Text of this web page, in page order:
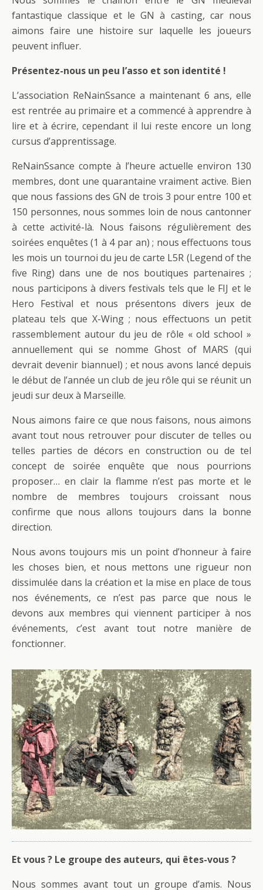
fantastique classique et le GN à casting, car nous
aimons faire une histoire sur laquelle les joueurs
peuvent influer.
Présentez-nous un peu l’asso et son identité !
L’association ReNainSsance a maintenant 6 ans, elle
est rentrée au primaire et a commencé à apprendre à
lire et à écrire, cependant il lui reste encore un long
cursus d’apprentissage.
ReNainSsance compte à l’heure actuelle environ 130
membres, dont une quarantaine vraiment active. Bien
que nous fassions des GN de trois 3 pour entre 100 et
150 personnes, nous sommes loin de nous cantonner
à cette activité-là. Nous faisons régulièrement des
soirées enquêtes (1 à 4 par an) ; nous effectuons tous
les mois un tournoi du jeu de carte L5R (Legend of the
five Ring) dans une de nos boutiques partenaires ;
nous participons à divers festivals tels que le FIJ et le
Hero Festival et nous présentons divers jeux de
plateau tels que X-Wing ; nous effectuons un petit
rassemblement autour du jeu de rôle « old school »
annuellement qui se nomme Ghost of MARS (qui
devrait devenir biannuel) ; et nous avons lancé depuis
le début de l’année un club de jeu rôle qui se réunit un
jeudi sur deux à Marseille.
Nous aimons faire ce que nous faisons, nous aimons
avant tout nous retrouver pour discuter de telles ou
telles parties de décors en construction ou de tel
concept de soirée enquête que nous pourrions
proposer… en clair la flamme n’est pas morte et le
nombre de membres toujours croissant nous
confirme que nous allons toujours dans la bonne
direction.
Nous avons toujours mis un point d’honneur à faire
les choses bien, et nous mettons une rigueur non
dissimulée dans la création et la mise en place de tous
nos événements, ce n’est pas parce que nous le
devons aux membres qui viennent participer à nos
événements, c’est avant tout notre manière de
fonctionner.
Et vous ? Le groupe des auteurs, qui êtes-vous ?
Nous sommes avant tout un groupe d’amis. Nous